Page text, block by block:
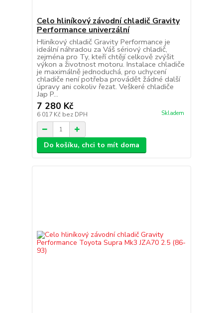
Celo hliníkový závodní chladič Gravity
Performance univerzální
Hliníkový chladič Gravity Performance je
ideální náhradou za Váš sériový chladič,
zejména pro Ty, kteří chtějí celkově zvýšit
výkon a životnost motoru. Instalace chladiče
je maximálně jednoduchá, pro uchycení
chladiče není potřeba provádět žádné další
úpravy ani cokoliv řezat. Veškeré chladiče
Jap P...
7 280 Kč
6 017 Kč bez DPH Skladem
Do košíku, chci to mít doma